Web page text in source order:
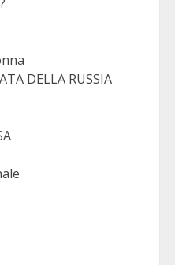
DELLA RUSSIA